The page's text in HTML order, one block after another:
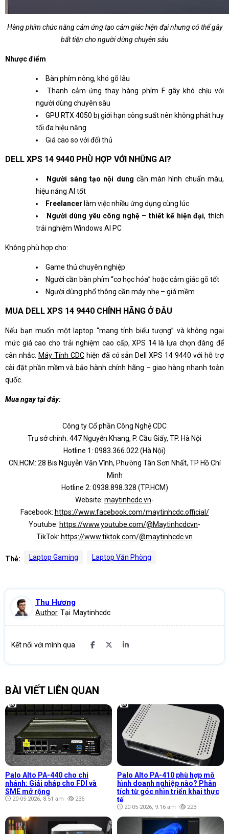
Hàng phím chức năng cảm ứng tạo cảm giác hiện đại nhưng có thể gây
bất tiện cho người dùng chuyên sâu
Nhược điểm
Bàn phím nông, khó gõ lâu
Thanh cảm ứng thay hàng phím F gây khó chịu với
người dùng chuyên sâu
GPU RTX 4050 bị giới hạn công suất nên không phát huy
tối đa hiệu năng
Giá cao so với đối thủ
DELL XPS 14 9440 PHÙ HỢP VỚI NHỮNG AI?
Người sáng tạo nội dung cần màn hình chuẩn màu,
hiệu năng AI tốt
Freelancer làm việc nhiều ứng dụng cùng lúc
Người dùng yêu công nghệ– thiết kế hiện đại, thích
trải nghiệm Windows AI PC
Không phù hợp cho:
Game thủ chuyên nghiệp
Người cần bàn phím “cơ học hóa” hoặc cảm giác gõ tốt
Người dùng phổ thông cần máy nhẹ – giá mềm
MUA DELL XPS 14 9440 CHÍNH HÃNG Ở ĐÂU
Nếu bạn muốn một laptop “mang tính biểu tượng” và không ngại
mức giá cao cho trải nghiệm cao cấp, XPS 14 là lựa chọn đáng để
cân nhắc. Máy Tính CDChiện đã có sẵn Dell XPS 14 9440 với hỗ trợ
cài đặt phần mềm và bảo hành chính hãng – giao hàng nhanh toàn
quốc.
Mua ngay tại đây:
Công ty Cổ phần Công Nghệ CDC
Trụ sở chính: 447 Nguyễn Khang, P. Cầu Giấy, TP. Hà Nội
Hotline 1: 0983.366.022 (Hà Nội)
CN.HCM: 28 Bis Nguyễn Văn Vĩnh, Phường Tân Sơn Nhất, TP Hồ Chí
Minh
Hotline 2: 0938.898.328 (TP.HCM)
Website: maytinhcdc.vn-
Facebook: https://www.facebook.com/maytinhcdc.official/
Youtube: https://www.youtube.com/@Maytinhcdcvn-
TikTok: https://www.tiktok.com/@maytinhcdc.vn
Thẻ: Laptop Gaming Laptop Văn Phòng
Thu Hương
Author Tại Maytinhcdc
Kết nối với mình qua
BÀI VIẾT LIÊN QUAN
Palo Alto PA-440 cho chi
nhánh: Giải pháp cho FDI và
SME mở rộng
20-05-2026, 8:51 am 236
Palo Alto PA-410 phù hợp mô
hình doanh nghiệp nào? Phân
tích từ góc nhìn triển khai thực
tế
20-05-2026, 9:16 am 223